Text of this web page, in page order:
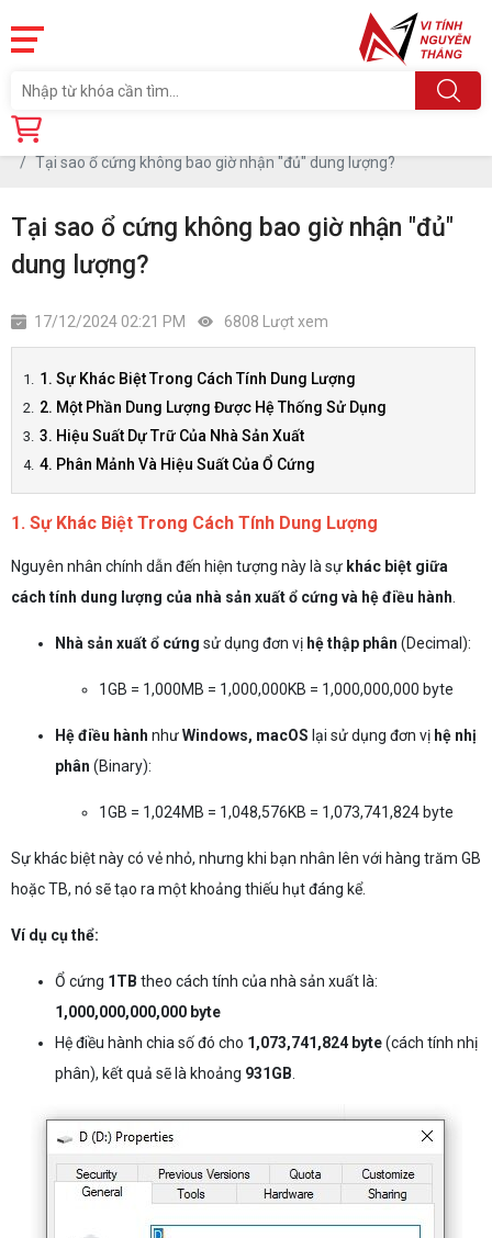
Trang chủ
Tại sao ổ cứng không bao giờ nhận "đủ" dung lượng?
Tại sao ổ cứng không bao giờ nhận "đủ"
dung lượng?
17/12/2024 02:21 PM 6808 Lượt xem
1. Sự Khác Biệt Trong Cách Tính Dung Lượng
2. Một Phần Dung Lượng Được Hệ Thống Sử Dụng
3. Hiệu Suất Dự Trữ Của Nhà Sản Xuất
4. Phân Mảnh Và Hiệu Suất Của Ổ Cứng
1. Sự Khác Biệt Trong Cách Tính Dung Lượng
Nguyên nhân chính dẫn đến hiện tượng này là sự khác biệt giữa
cách tính dung lượng của nhà sản xuất ổ cứng và hệ điều hành
Nhà sản xuất ổ cứng sử dụng đơn vị hệ thập phân (Decimal):
1GB = 1,000MB = 1,000,000KB = 1,000,000,000 byte
Hệ điều hành nhưWindows, macOS lại sử dụng đơn vị hệ nhị
phân (Binary):
1GB = 1,024MB = 1,048,576KB = 1,073,741,824 byte
Sự khác biệt này có vẻ nhỏ, nhưng khi bạn nhân lên với hàng trăm GB
hoặc TB, nó sẽ tạo ra một khoảng thiếu hụt đáng kể.
Ví dụ cụ thể:
Ổ cứng 1TB theo cách tính của nhà sản xuất là:
1,000,000,000,000 byte
Hệ điều hành chia số đó cho 1,073,741,824 byte(cách tính nhị
phân), kết quả sẽ là khoảng 931GB